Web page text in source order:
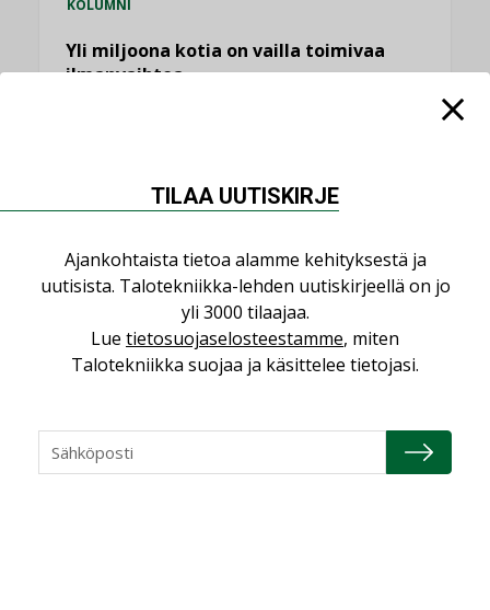
KOLUMNI
Yli miljoona kotia on vailla toimivaa
ilmanvaihtoa
jämähtänyt ajassa paikalleen
MIELIPIDE
KATSO KAIKKI
TILAA UUTISKIRJE
Ajankohtaista tietoa alamme kehityksestä ja
uutisista. Talotekniikka-lehden uutiskirjeellä on jo
yli 3000 tilaajaa.
Lue tietosuojaselosteestamme, miten
Talotekniikka suojaa ja käsittelee tietojasi.